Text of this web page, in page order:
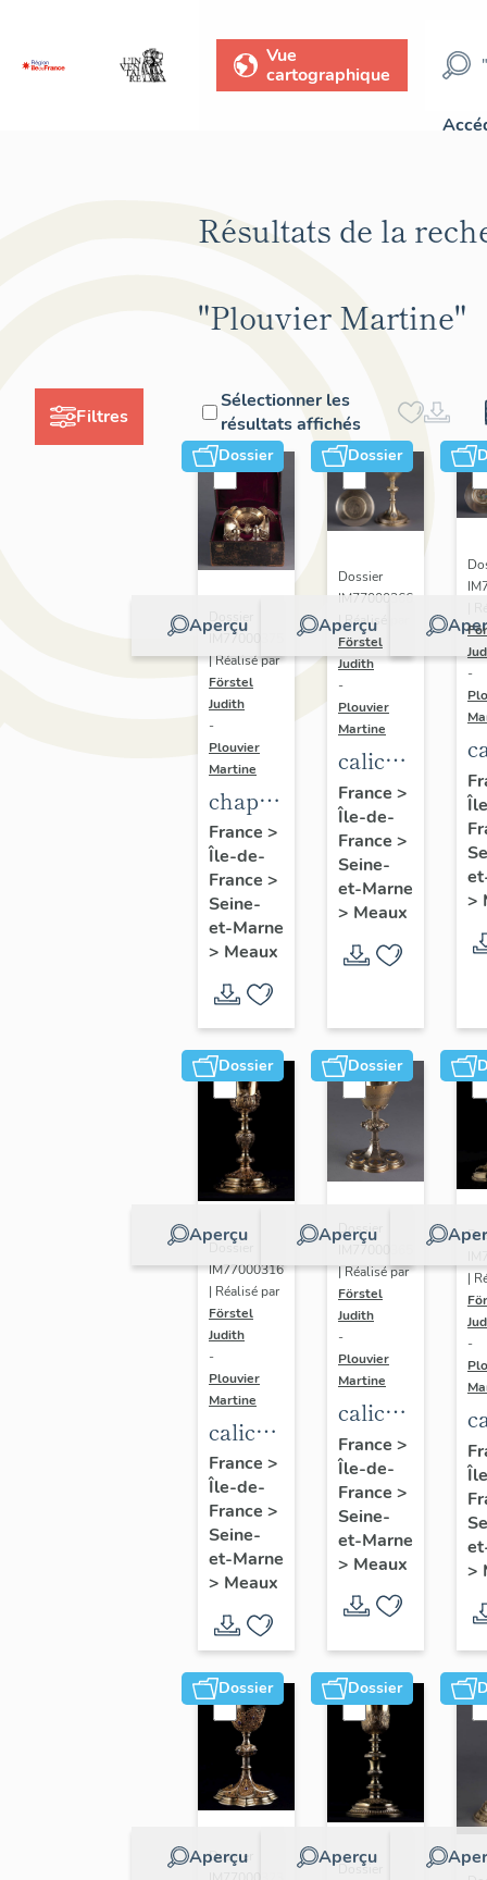
Vue
cartographique
Filtres
Résultats de la
"Plouvier Martine"
Sélectionner les
résultats affichés
Dossier
Aperçu
IM77000375
| Réalisé par
Förstel
Judith
-
Plouvier
Martine
chapelle
de
Léon
Berthelin,
vers
1915
France >
Île-de-
France >
Seine-
et-Marne
> Meaux
Dossier
Aperçu
Dossier
IM77000366
| Réalisé par
Förstel
Judith
-
Plouvier
Martine
calice
et
patène
des
frères
Demarquet,
vers
1902
France >
Île-de-
France >
Seine-
et-Marne
> Meaux
-
et
>
Dossier
Aperçu
Dossier
IM77000316
| Réalisé par
Förstel
Judith
-
Plouvier
Martine
calice
de
Jean-
Vincent
Huguet,
vers
1770
France >
Île-de-
France >
Seine-
et-Marne
> Meaux
Dossier
Aperçu
Dossier
| Réalisé par
Förstel
Judith
-
Plouvier
Martine
calice
de
l'atelier
Bourdon
à Gand
France >
Île-de-
France >
Seine-
et-Marne
> Meaux
|
-
>
Dossier
Aperçu
Dossier
Dossier
Aperçu
Dossier